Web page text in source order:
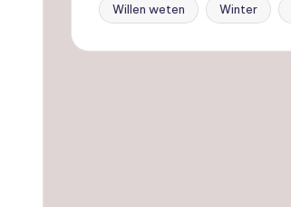
Willen weten Winter